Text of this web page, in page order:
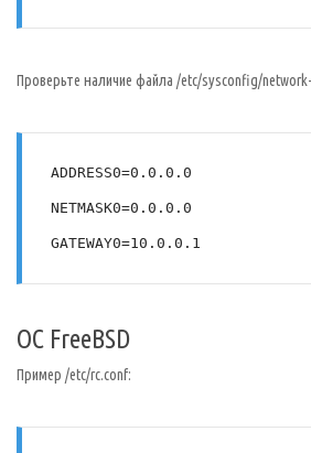
Проверьте наличие файла /etc/sysconfig/
ADDRESS0=0.0.0.0
NETMASK0=0.0.0.0
GATEWAY0=10.0.0.1
ОС FreeBSD
Пример /etc/rc.conf: